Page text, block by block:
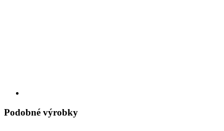
Podobné výrobky